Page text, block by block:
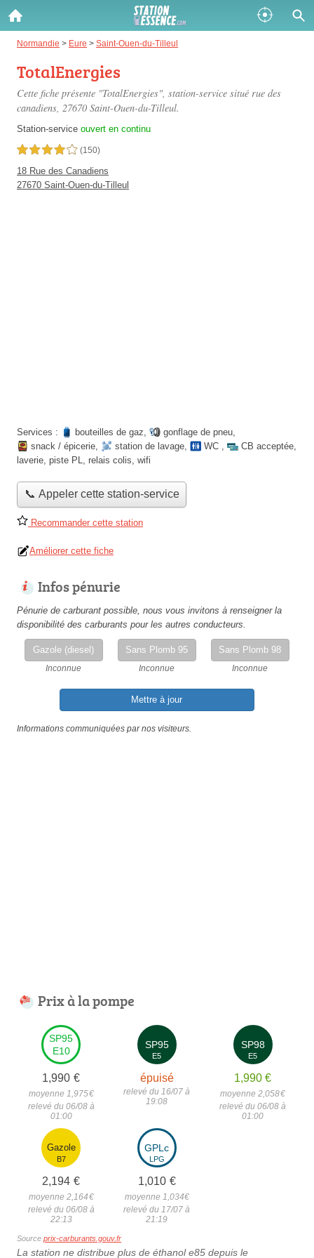
Normandie > Eure > Saint-Ouen-du-Tilleul
TotalEnergies
Cette fiche présente "TotalEnergies", station-service situé rue des
canadiens, 27670 Saint-Ouen-du-Tilleul.
Station-service ouvert en continu
4,0 étoiles sur 5 (150)
18 Rue des Canadiens
27670 Saint-Ouen-du-Tilleul
Services : bouteilles de gaz, gonflage de pneu,
snack / épicerie, station de lavage, WC , CB acceptée,
laverie, piste PL, relais colis, wifi
📞 Appeler cette station-service
Recommander cette station
Améliorer cette fiche
Infos pénurie
Pénurie de carburant possible, nous vous invitons à renseigner la
disponibilité des carburants pour les autres conducteurs.
Gazole (diesel)
Inconnue
Sans Plomb 95
Inconnue
Sans Plomb 98
Inconnue
Mettre à jour
Informations communiquées par nos visiteurs.
Prix à la pompe
SP95
E10
1,990 €
moyenne 1,975€
relevé du 06/08 à
01:00
SP95
E5
épuisé
relevé du 16/07 à
19:08
SP98
E5
1,990 €
moyenne 2,058€
relevé du 06/08 à
01:00
Gazole
B7
2,194 €
moyenne 2,164€
relevé du 06/08 à
22:13
GPLc
LPG
1,010 €
moyenne 1,034€
relevé du 17/07 à
21:19
Source prix-carburants.gouv.fr
La station ne distribue plus de éthanol e85 depuis le
Gazole :
Disponible
SP 98 :
Disponible
SP 95 :
Disponible